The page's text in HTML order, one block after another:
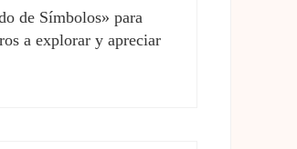
de Símbolos» para
a explorar y apreciar